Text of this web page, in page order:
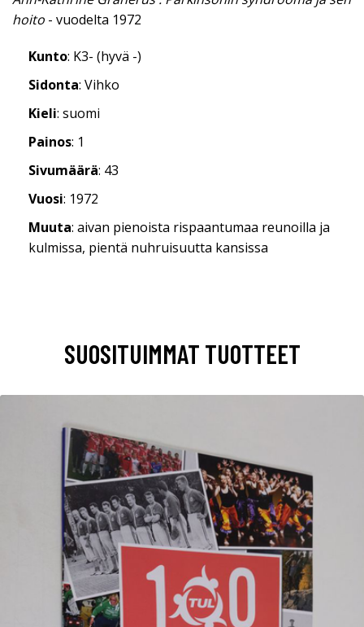
hoito - vuodelta 1972
Kunto: K3- (hyvä -)
Sidonta: Vihko
Kieli: suomi
Painos: 1
Sivumäärä: 43
Vuosi: 1972
Muuta: aivan pienoista rispaantumaa reunoilla ja
kulmissa, pientä nuhruisuutta kansissa
SUOSITUIMMAT TUOTTEET